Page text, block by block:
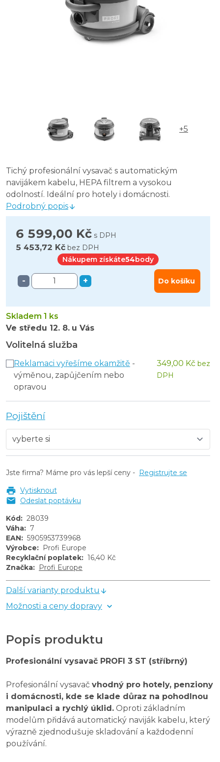
+5
Tichý profesionální vysavač s automatickým
navijákem kabelu, HEPA filtrem a vysokou
odolností. Ideální pro hotely i domácnosti.
Podrobný popis
6 599,00 Kč s DPH
5 453,72 Kč bez DPH
Nákupem získáte54body
- + Do košíku
Skladem 1 ks
Ve středu 12. 8. u Vás
Volitelná služba
Reklamaci vyřešíme okamžitě -
výměnou, zapůjčením nebo
opravou
349,00 Kč bez
DPH
Pojištění
Jste firma? Máme pro vás lepší ceny - Registrujte se
Vytisknout
Odeslat poptávku
Kód : 28039
Váha: 7
EAN: 5905953739968
Výrobce:
Profi Europe
Recyklační poplatek: 16,40 Kč
Značka: Profi Europe
Další varianty produktu
Možnosti a ceny dopravy
Popis produktu
Profesionální vysavač PROFI 3 ST (stříbrný)
Profesionální vysavač vhodný pro hotely, penziony
i domácnosti, kde se klade důraz na pohodlnou
manipulaci a rychlý úklid. Oproti základním
modelům přidává automatický naviják kabelu, který
výrazně zjednodušuje skladování a každodenní
používání.